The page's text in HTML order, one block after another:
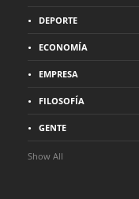
DEPORTE
ECONOMÍA
EMPRESA
FILOSOFÍA
GENTE
Show All